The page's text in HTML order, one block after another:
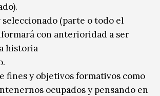
seleccionado (parte o todo el
con anterioridad a ser
historia
fines y objetivos formativos como
ocupados y pensando en